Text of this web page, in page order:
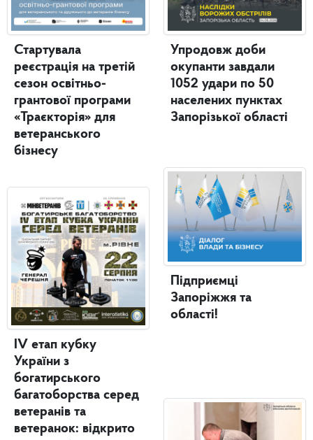
Стартувала
реєстрація на третій
сезон освітньо-
грантової програми
«Траєкторія» для
ветеранського
бізнесу
IV етап кубку
України з
богатирського
багатоборства серед
ветеранів та
ветеранок: відкрито
Упродовж доби
окупанти завдали
1052 удари по 50
населених пунктах
Запорізької області
Підприємці
Запоріжжя та
області!